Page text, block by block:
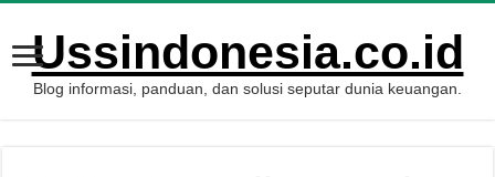
Ussindonesia.co.id
Blog informasi, panduan, dan solusi seputar dunia keuangan.